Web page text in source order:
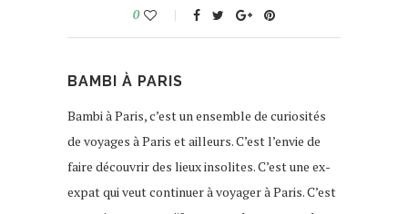
0
BAMBI À PARIS
Bambi à Paris, c’est un ensemble de curiosités
de voyages à Paris et ailleurs. C’est l’envie de
faire découvrir des lieux insolites. C’est une ex-
expat qui veut continuer à voyager à Paris. C’est